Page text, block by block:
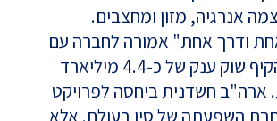
אנרגיה, מזון ומחצבים.
ודרך אחת" אמורה לחברה עם
אירופה ואסיה ולהקיף שוק ענק של כ-4.4 מיליארד
מדינות. ארה"ב חשדנית ביחסה לפרויקט